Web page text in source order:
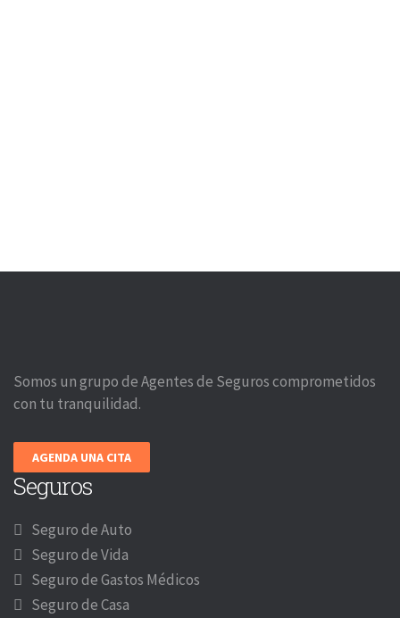
Somos un grupo de Agentes de Seguros comprometidos
con tu tranquilidad.
AGENDA UNA CITA
Seguros
Seguro de Auto
Seguro de Vida
Seguro de Gastos Médicos
Seguro de Casa